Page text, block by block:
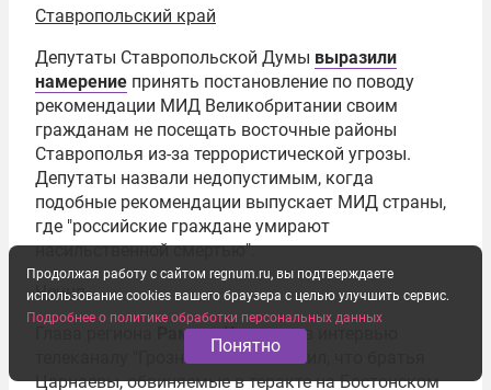
Ставропольский край
Депутаты Ставропольской Думы выразили
намерение принять постановление по поводу
рекомендации МИД Великобритании своим
гражданам не посещать восточные районы
Ставрополья из-за террористической угрозы.
Депутаты назвали недопустимым, когда
подобные рекомендации выпускает МИД страны,
где "российские граждане умирают
насильственной смертью".
Чечня
Рамзан Кадыровв интервью
телеканалу "Грозный" 6 мая заявил, что братья
Царнаевы, обвиняемые в теракте на Бостонском
Продолжая работу с сайтом regnum.ru, вы подтверждаете
использование cookies вашего браузера с целью улучшить сервис.
Подробнее о политике обработки персональных данных
Понятно